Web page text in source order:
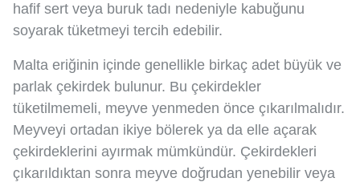
hafif sert veya buruk tadı nedeniyle kabuğunu
soyarak tüketmeyi tercih edebilir.
Malta eriğinin içinde genellikle birkaç adet büyük ve
parlak çekirdek bulunur. Bu çekirdekler
tüketilmemeli, meyve yenmeden önce çıkarılmalıdır.
Meyveyi ortadan ikiye bölerek ya da elle açarak
çekirdeklerini ayırmak mümkündür. Çekirdekleri
çıkarıldıktan sonra meyve doğrudan yenebilir veya